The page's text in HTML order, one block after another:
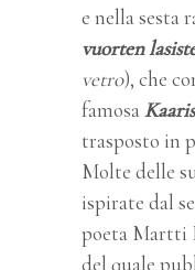
e nella sesta
vuorten
vetro), che
famosa
trasposto in
Molte delle
ispirate dal
poeta Martti
del quale